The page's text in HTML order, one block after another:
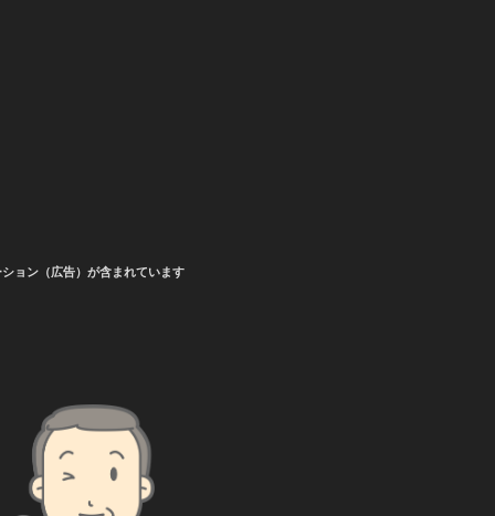
ョン（広告）が含まれています